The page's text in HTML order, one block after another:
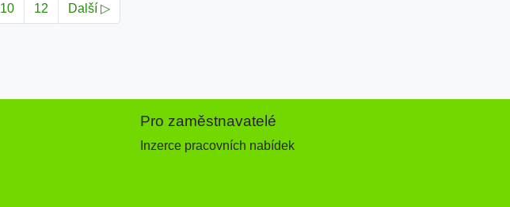
10 12 Další ▷
Pro zaměstnavatelé
Inzerce pracovních nabídek